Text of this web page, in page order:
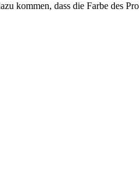
kommen, dass die Farbe des